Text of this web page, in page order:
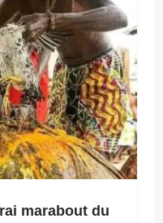
marabout du